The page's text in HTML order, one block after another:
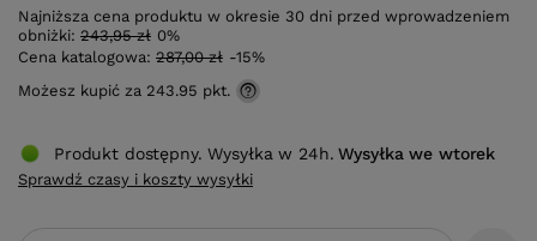
Najniższa cena produktu w okresie 30 dni przed wprowadzeniem
obniżki: 243,95 zł 0%
Cena katalogowa: 287,00 zł -15%
Możesz kupić za 243.95 pkt.
Produkt dostępny. Wysyłka w 24h. Wysyłkawe wtorek
Sprawdź czasy i koszty wysyłki